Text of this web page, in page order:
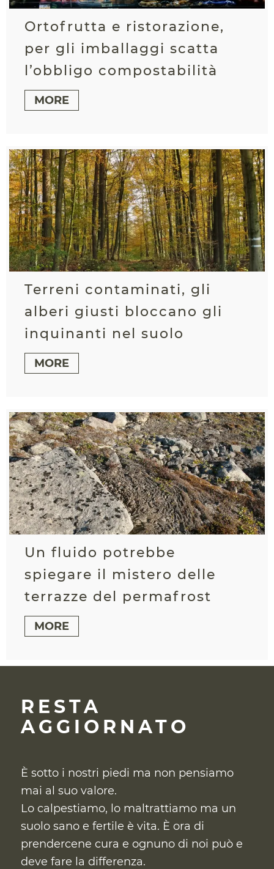
Ortofrutta e ristorazione,
per gli imballaggi scatta
l’obbligo compostabilità
MORE
Terreni contaminati, gli
alberi giusti bloccano gli
inquinanti nel suolo
MORE
Un fluido potrebbe
spiegare il mistero delle
terrazze del permafrost
MORE
RESTA
AGGIORNATO
È sotto i nostri piedi ma non pensiamo
mai al suo valore.
Lo calpestiamo, lo maltrattiamo ma un
suolo sano e fertile è vita. È ora di
prendercene cura e ognuno di noi può e
deve fare la differenza.